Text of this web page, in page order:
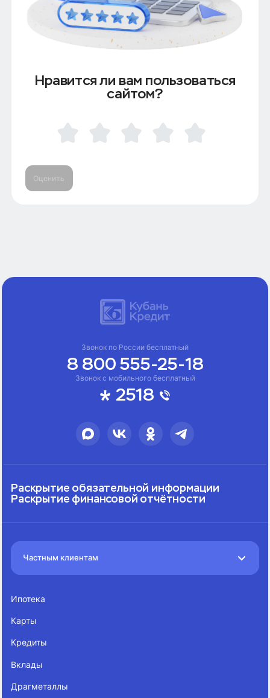
Нравится ли вам пользоваться
сайтом?
Оценить
Звонок с мобильного бесплатный
2518
Звонок по России бесплатный
8 800 555-25-18
Раскрытие обязательной информации
Раскрытие финансовой отчётности
Частным клиентам
Ипотека
Карты
Кредиты
Вклады
Драгметаллы